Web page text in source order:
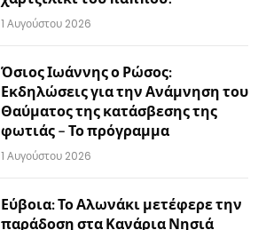
1 Αυγούστου 2026
Όσιος Ιωάννης ο Ρώσος:
Εκδηλώσεις για την Ανάμνηση του
Θαύματος της κατάσβεσης της
φωτιάς – Το πρόγραμμα
1 Αυγούστου 2026
Εύβοια: Το Αλωνάκι μετέφερε την
παράδοση στα Κανάρια Νησιά